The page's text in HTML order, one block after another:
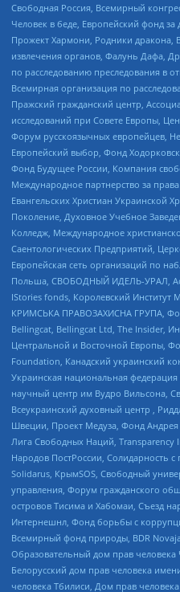
Свободная Россия, Всемирный
Человек в беде, Европейский фонд
Прожект Хармони, Родники дракона,
извлечения органов, Фалунь Дафа,
по расследованию преследования в
Всемирная организация по
Пражский гражданский центр,
исследований при Совете Европы,
Форум русскоязычных европейцев,
Европейский выбор, Фонд
Фонд Будущее России, Компания
Международное партнерство за
Евангельских Христиан Украинской
Поколение, Духовное Учебное
Колледж, Международное
Саентологических Предприятий,
Европейская сеть организаций по
Польша, СВОБОДНЫЙ ИДЕЛЬ-УРАЛ,
IStories fonds, Королевский
КРИМСЬКА ПРАВОЗАХИСНА ГРУПА,
Bellingcat, Bellingcat Ltd, The Insider,
Центральной и Восточной Европы,
Foundation, Канадский украинский
Украинская национальная
научный центр им Вудро Вильсона,
Всеукраинский духовный центр ,
Швеции, Проект Медуза, Фонд
Лига Свободных Наций,
Народов ПостРоссии, Солидарность
Solidarus, КрымSOS, Свободный
управления, Форум гражданского
островов Тисима и Хабомаи, Съезд
Интернешнл, Фонд борьбы с
Всемирный фонд природы, BDR
Образовательный дом прав
Белорусский дом прав человека
человека Тбилиси, Дом прав